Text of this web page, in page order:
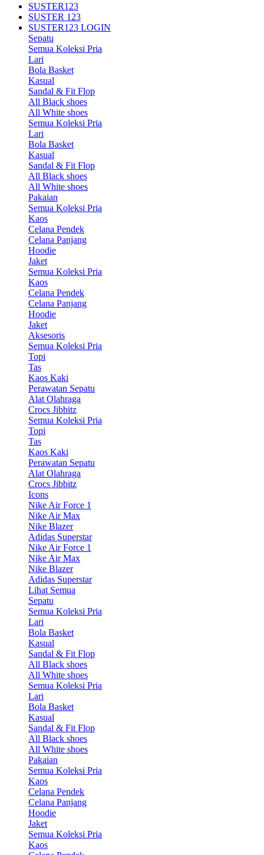
SUSTER123
SUSTER 123
SUSTER123 LOGIN
Sepatu
Semua Koleksi Pria
Lari
Bola Basket
Kasual
Sandal & Fit Flop
All Black shoes
All White shoes
Semua Koleksi Pria
Lari
Bola Basket
Kasual
Sandal & Fit Flop
All Black shoes
All White shoes
Pakaian
Semua Koleksi Pria
Kaos
Celana Pendek
Celana Panjang
Hoodie
Jaket
Semua Koleksi Pria
Kaos
Celana Pendek
Celana Panjang
Hoodie
Jaket
Aksesoris
Semua Koleksi Pria
Topi
Tas
Kaos Kaki
Perawatan Sepatu
Alat Olahraga
Crocs Jibbitz
Semua Koleksi Pria
Topi
Tas
Kaos Kaki
Perawatan Sepatu
Alat Olahraga
Crocs Jibbitz
Icons
Nike Air Force 1
Nike Air Max
Nike Blazer
Adidas Superstar
Nike Air Force 1
Nike Air Max
Nike Blazer
Adidas Superstar
Lihat Semua
Sepatu
Semua Koleksi Pria
Lari
Bola Basket
Kasual
Sandal & Fit Flop
All Black shoes
All White shoes
Semua Koleksi Pria
Lari
Bola Basket
Kasual
Sandal & Fit Flop
All Black shoes
All White shoes
Pakaian
Semua Koleksi Pria
Kaos
Celana Pendek
Celana Panjang
Hoodie
Jaket
Semua Koleksi Pria
Kaos